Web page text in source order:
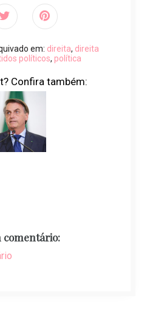
em: direita, direita
políticos, política
Confira também:
comentário: